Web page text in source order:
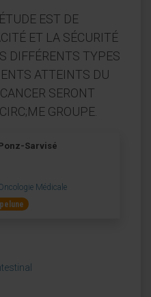
EST DE
ET LA SÉCURITÉ
DIFFÉRENTS TYPES
ATTEINTS DU
SERONT
GROUPE.
Sarvisé
Médicale